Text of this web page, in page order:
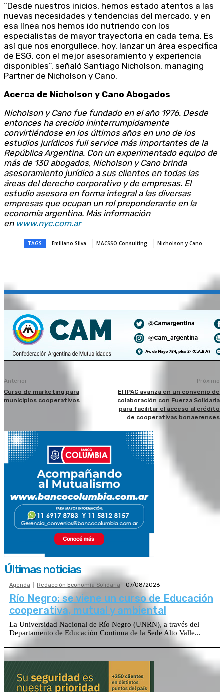
“Desde nuestros inicios, hemos estado atentos a las
nuevas necesidades y tendencias del mercado, y en
esa línea nos hemos ido nutriendo con los
especialistas de mayor trayectoria en cada tema. Es
así que nos enorgullece, hoy, lanzar un área específica
de ESG, con el mejor asesoramiento y experiencia
disponibles”, señaló Santiago Nicholson, managing
Partner de Nicholson y Cano.
Acerca de Nicholson y Cano Abogados
Nicholson y Cano fue fundado en el año 1976. Desde
entonces ha crecido ininterrumpidamente
convirtiéndose en los últimos años en uno de los
estudios jurídicos full service más importantes de la
República Argentina. Con un experimentado equipo de
más de 130 abogados, Nicholson y Cano brinda
asesoramiento jurídico a sus clientes en todas las
áreas del derecho corporativo y de empresas. El
estudio asesora en forma integral a las diversas
empresas que ocupan un rol preponderante en la
economía argentina. Más información
en www.nyc.com.ar
TAGS Emiliano Silva MACSSO Consulting Nicholson y Cano
Anterior
Curso de marketing para
municipios cooperativos
Próximo
El IPAC avanza en un convenio de
colaboración con Fuerza Solidaria
para facilitar el acceso al crédito
de cooperativas bonaerenses
Últimas noticias
Agenda Redacción Economía Solidaria - 07/08/2026
Río Negro: se viene un curso de Educación
cooperativa, mutual y ambiental
La Universidad Nacional de Río Negro (UNRN), a través del
Departamento de Educación Continua de la Sede Alto Valle...